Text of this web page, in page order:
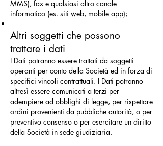
MMS), fax e qualsiasi altro canale
informatico (es. siti web, mobile app);
Altri soggetti che possono
trattare i dati
I Dati potranno essere trattati da soggetti
operanti per conto della Società ed in forza di
specifici vincoli contrattuali. I Dati potranno
altresì essere comunicati a terzi per
adempiere ad obblighi di legge, per rispettare
ordini provenienti da pubbliche autorità, o per
preventivo consenso o per esercitare un diritto
della Società in sede giudiziaria.